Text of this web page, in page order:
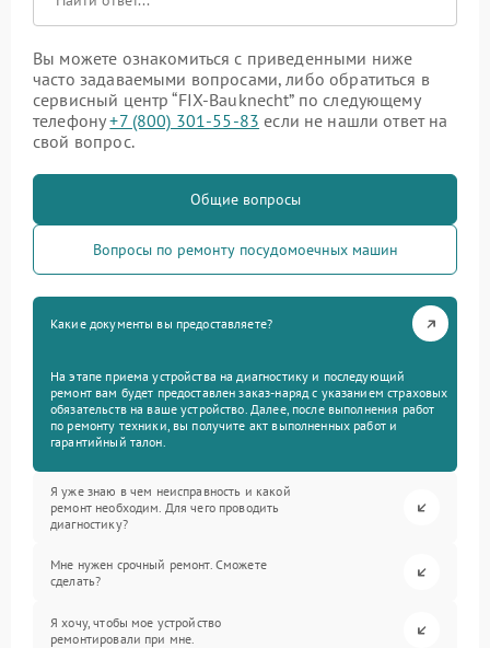
Вы можете ознакомиться с приведенными ниже
часто задаваемыми вопросами, либо обратиться в
сервисный центр “FIX-Bauknecht” по следующему
телефону+7 (800) 301-55-83 если не нашли ответ на
свой вопрос.
Общие вопросы
Вопросы по ремонту посудомоечных машин
Какие документы вы предоставляете?
На этапе приема устройства на диагностику и последующий
ремонт вам будет предоставлен заказ-наряд с указанием страховых
обязательств на ваше устройство. Далее, после выполнения работ
по ремонту техники, вы получите акт выполненных работ и
гарантийный талон.
Я уже знаю в чем неисправность и какой
ремонт необходим. Для чего проводить
диагностику?
Мне нужен срочный ремонт. Сможете
сделать?
Я хочу, чтобы мое устройство
ремонтировали при мне.